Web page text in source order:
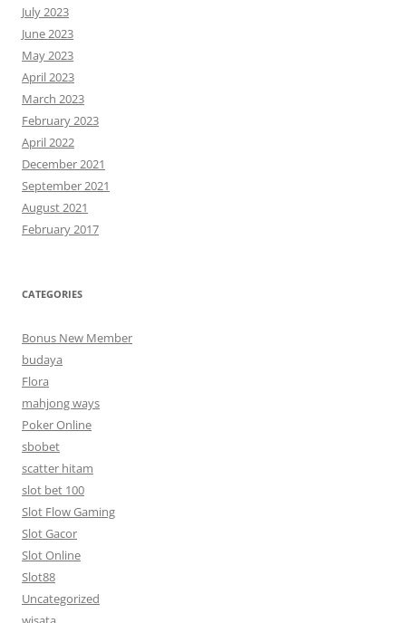
July 2023
June 2023
May 2023
April 2023
March 2023
February 2023
April 2022
December 2021
September 2021
August 2021
February 2017
CATEGORIES
Bonus New Member
budaya
Flora
mahjong ways
Poker Online
sbobet
scatter hitam
slot bet 100
Slot Flow Gaming
Slot Gacor
Slot Online
Slot88
Uncategorized